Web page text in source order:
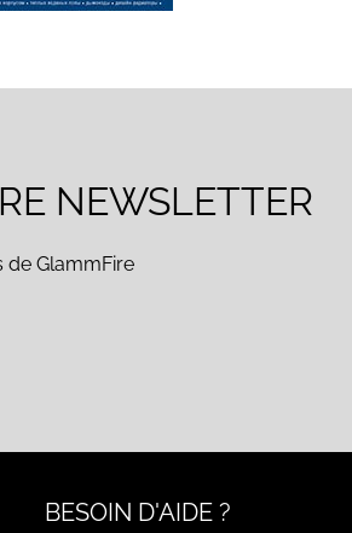
NEWSLETTER
de GlammFire
BESOIN D'AIDE ?